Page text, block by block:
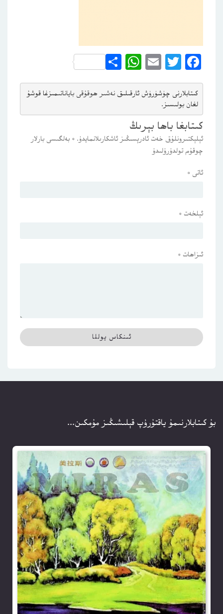
Facebook
Twitter
Email
WhatsApp
Share
كىتابلارنى چۈشۈرۈش ئارقىلىق نەشىر ھوقۇقى باياناتىمىزغا قوشۇ
لغان بولىسىز.
كىتابغا باھا بېرىڭ
ئېلېكتىرونلۇق خەت ئادرېسىڭىز ئاشكارىلانمايدۇ. * بەلگىسى بارلار
چوقۇم تولدۇرۇلىدۇ
ئاتى *
ئېلخەت *
ئىزاھات *
بۇ كىتابلارنىمۇ ياقتۇرۇپ قېلىشىڭىز مۇمكىن...